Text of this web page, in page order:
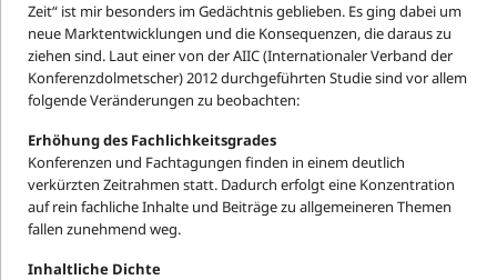
Zeit“ ist mir besonders im Gedächtnis geblieben. Es ging dabei um
neue Marktentwicklungen und die Konsequenzen, die daraus zu
ziehen sind. Laut einer von der AIIC (Internationaler Verband der
Konferenzdolmetscher) 2012 durchgeführten Studie sind vor allem
folgende Veränderungen zu beobachten:
Erhöhung des Fachlichkeitsgrades
Konferenzen und Fachtagungen finden in einem deutlich
verkürzten Zeitrahmen statt. Dadurch erfolgt eine Konzentration
auf rein fachliche Inhalte und Beiträge zu allgemeineren Themen
fallen zunehmend weg.
Inhaltliche Dichte